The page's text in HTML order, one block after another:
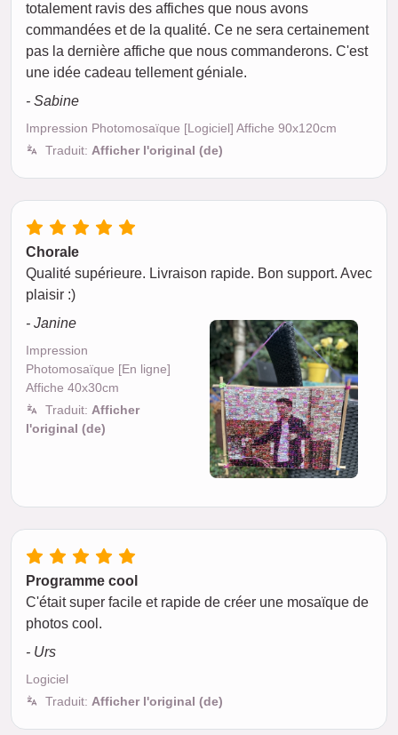
totalement ravis des affiches que nous avons
commandées et de la qualité. Ce ne sera certainement
pas la dernière affiche que nous commanderons. C'est
une idée cadeau tellement géniale.
- Sabine
Impression Photomosaïque [Logiciel] Affiche 90x120cm
Traduit: Afficher l'original (de)
Chorale
Qualité supérieure. Livraison rapide. Bon support. Avec
plaisir :)
- Janine
Impression
Photomosaïque [En ligne]
Affiche 40x30cm
Traduit: Afficher
l'original (de)
Programme cool
C'était super facile et rapide de créer une mosaïque de
photos cool.
- Urs
Logiciel
Traduit: Afficher l'original (de)